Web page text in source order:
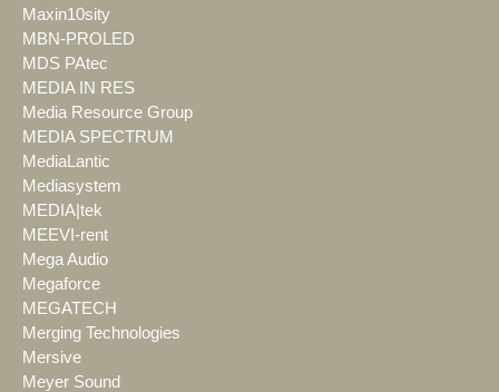
Maxin10sity
MBN-PROLED
MDS PAtec
MEDIA IN RES
Media Resource Group
MEDIA SPECTRUM
MediaLantic
Mediasystem
MEDIA|tek
MEEVI-rent
Mega Audio
Megaforce
MEGATECH
Merging Technologies
Mersive
Meyer Sound